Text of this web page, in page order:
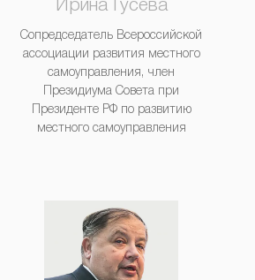
Ирина Гусева
Сопредседатель Всероссийской
ассоциации развития местного
самоуправления, член
Президиума Совета при
Президенте РФ по развитию
местного самоуправления